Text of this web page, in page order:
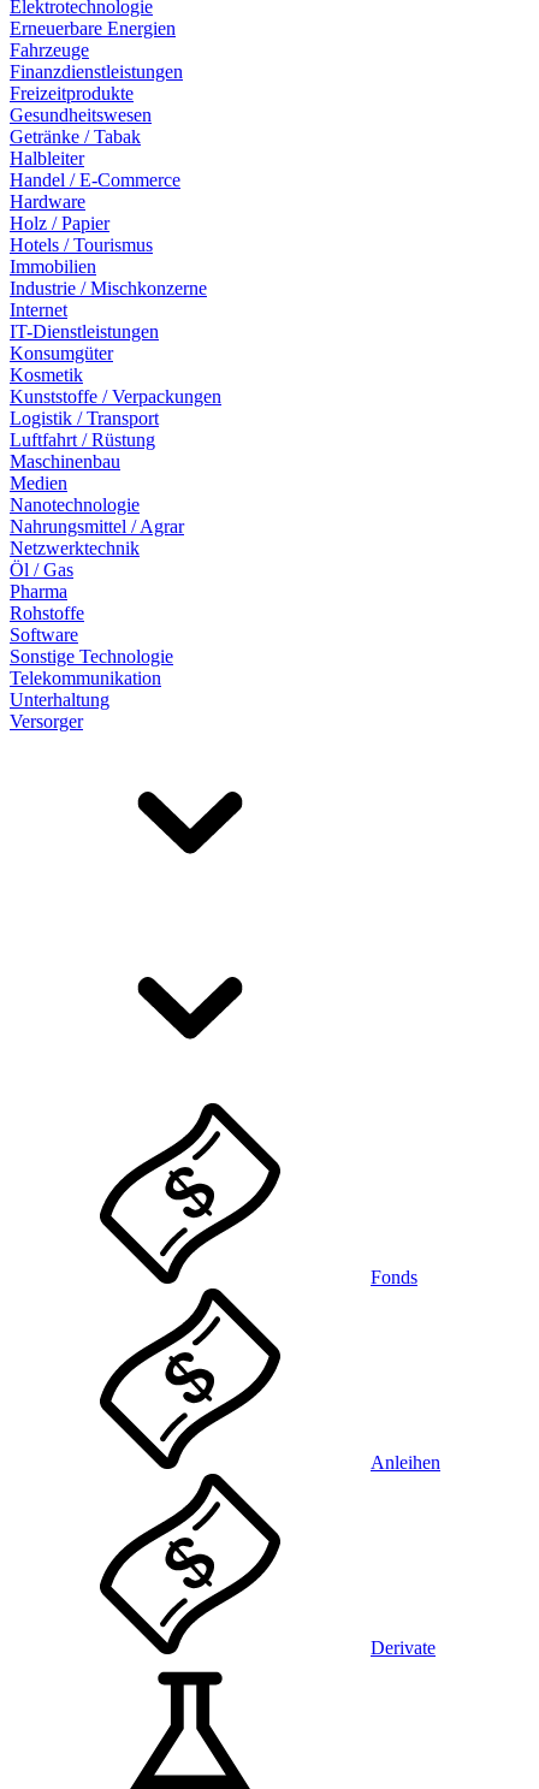
Elektrotechnologie
Erneuerbare Energien
Fahrzeuge
Finanzdienstleistungen
Freizeitprodukte
Gesundheitswesen
Getränke / Tabak
Halbleiter
Handel / E-Commerce
Hardware
Holz / Papier
Hotels / Tourismus
Immobilien
Industrie / Mischkonzerne
Internet
IT-Dienstleistungen
Konsumgüter
Kosmetik
Kunststoffe / Verpackungen
Logistik / Transport
Luftfahrt / Rüstung
Maschinenbau
Medien
Nanotechnologie
Nahrungsmittel / Agrar
Netzwerktechnik
Öl / Gas
Pharma
Rohstoffe
Software
Sonstige Technologie
Telekommunikation
Unterhaltung
Versorger
Fonds
Anleihen
Derivate